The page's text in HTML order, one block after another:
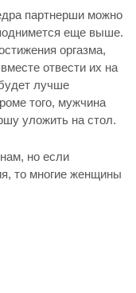
партнерши можно
еще выше.
оргазма,
отвести их на
лучше
того, мужчина
уложить на стол.
но если
то многие женщины